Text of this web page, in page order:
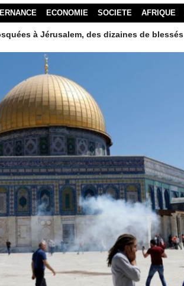
ECONOMIE SOCIETE AFRIQUE
à Jérusalem, des dizaines de blessés